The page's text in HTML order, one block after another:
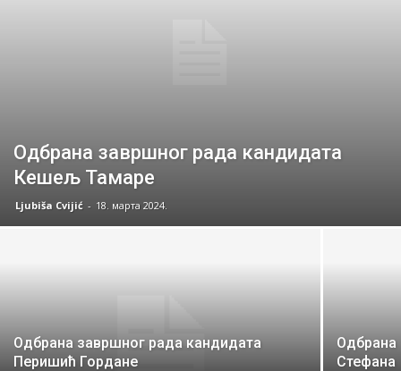
Одбрана завршног рада кандидата
Кешељ Тамаре
Ljubiša Cvijić - 18. марта 2024.
Одбрана завршног рада кандидата
Перишић Гордане
Одбрана
Стефана